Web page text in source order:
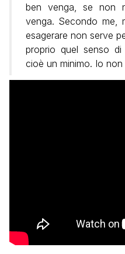
ben venga, se non
venga. Secondo me,
esagerare non serve
proprio quel senso di
cioè un minimo. Io non